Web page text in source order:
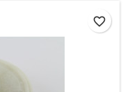
favorite_border